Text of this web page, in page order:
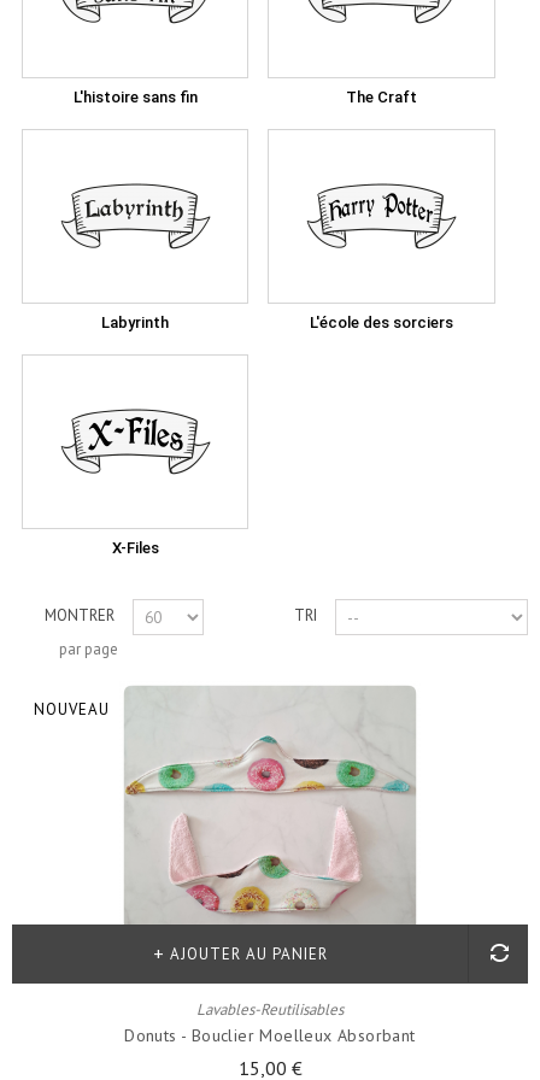
L'histoire sans fin The Craft
Labyrinth L'école des sorciers
X-Files
TRI
MONTRER
par page
NOUVEAU
Lavables-Reutilisables
Donuts - Bouclier Moelleux Absorbant
15,00 €
AJOUTER AU PANIER